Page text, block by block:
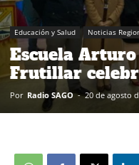
Educación y Salud Noticias
Escuela
Frutillar
Por Radio SAGO - 20 de agosto